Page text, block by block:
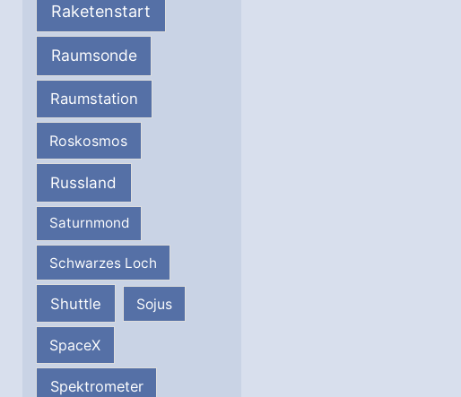
Raketenstart
Raumsonde
Raumstation
Roskosmos
Russland
Saturnmond
Schwarzes Loch
Shuttle Sojus
SpaceX
Spektrometer